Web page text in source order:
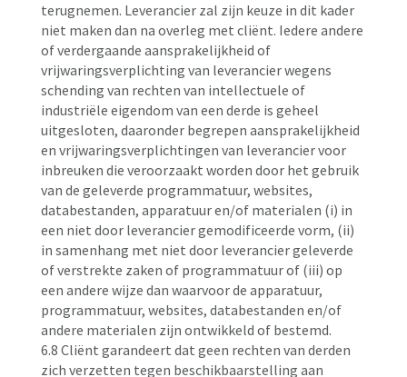
terugnemen. Leverancier zal zijn keuze in dit kader
niet maken dan na overleg met cliënt. Iedere andere
of verdergaande aansprakelijkheid of
vrijwaringsverplichting van leverancier wegens
schending van rechten van intellectuele of
industriële eigendom van een derde is geheel
uitgesloten, daaronder begrepen aansprakelijkheid
en vrijwaringsverplichtingen van leverancier voor
inbreuken die veroorzaakt worden door het gebruik
van de geleverde programmatuur, websites,
databestanden, apparatuur en/of materialen (i) in
een niet door leverancier gemodificeerde vorm, (ii)
in samenhang met niet door leverancier geleverde
of verstrekte zaken of programmatuur of (iii) op
een andere wijze dan waarvoor de apparatuur,
programmatuur, websites, databestanden en/of
andere materialen zijn ontwikkeld of bestemd.
6.8 Cliënt garandeert dat geen rechten van derden
zich verzetten tegen beschikbaarstelling aan